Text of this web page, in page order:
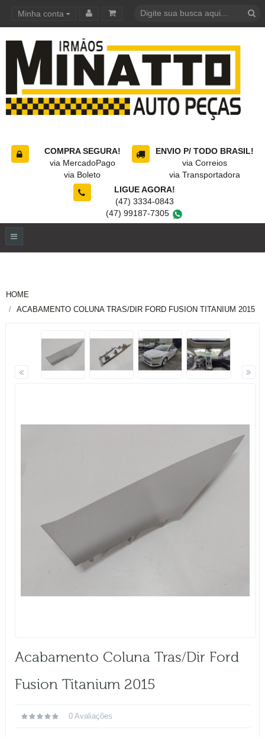
Minha conta
COMPRA SEGURA!
via MercadoPago
via Boleto
ENVIO P/ TODO BRASIL!
via Correios
via Transportadora
LIGUE AGORA!
(47) 3334-0843
(47) 99187-7305
HOME
ACABAMENTO COLUNA TRAS/DIR FORD FUSION TITANIUM 2015
Acabamento Coluna Tras/dir Ford
Fusion Titanium 2015
0 Avaliações